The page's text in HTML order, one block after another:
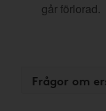
går förlorad.
Frågor om